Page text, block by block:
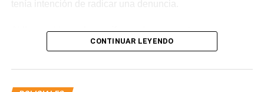
tenía intención de radicar una denuncia.
Al llegar al lugar,los uniformados encontraron a un
hombre que salió de la vivienda en estado de
agresión.Al advertir la presencia de la víctima,intentó
acercarse nuevamente con la aparente intención de
CONTINUAR LEYENDO